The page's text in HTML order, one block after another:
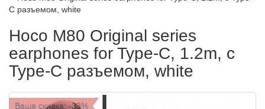
C разъемом, white
Hoco M80 Original series
earphones for Type-C, 1.2m, с
Type-C разъемом, white
Ваша скидка: -33%